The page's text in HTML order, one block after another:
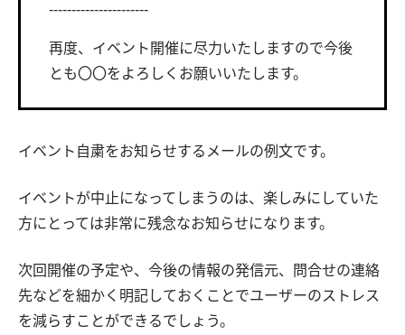
----------------------
再度、イベント開催に尽力いたしますので今後
とも〇〇をよろしくお願いいたします。
イベント自粛をお知らせするメールの例文です。
イベントが中止になってしまうのは、楽しみにしていた
方にとっては非常に残念なお知らせになります。
次回開催の予定や、今後の情報の発信元、問合せの連絡
先などを細かく明記しておくことでユーザーのストレス
を減らすことができるでしょう。